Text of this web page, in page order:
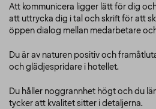
Att kommunicera ligger lätt för dig
att uttrycka dig i tal och skrift för att
öppen dialog mellan medarbetare
Du är av naturen positiv och
och glädjespridare i hotellet.
Du håller noggrannhet högt och du
tycker att kvalitet sitter i detaljerna.